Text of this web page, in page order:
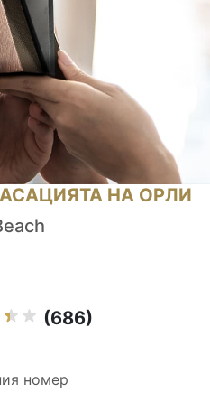
НА ОРЛИ
(686)
номер